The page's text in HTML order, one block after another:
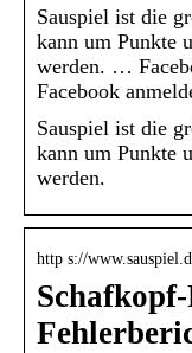
Sauspiel ist die
kann um Punkte
werden. …
Facebook
Sauspiel ist die
kann um Punkte
werden.
http s://